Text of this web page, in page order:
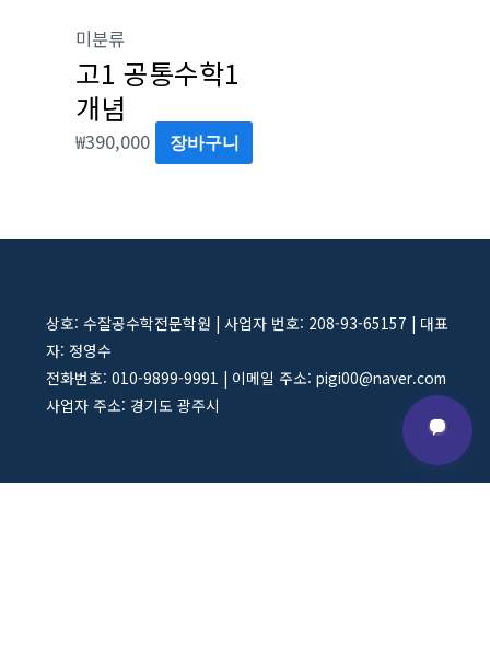
미분류
고1 공통수학1
개념
₩390,000 장바구니
상호: 수잘공수학전문학원 | 사업자 번호: 208-93-65157 | 대표
자: 정영수
전화번호: 010-9899-9991 | 이메일 주소: pigi00@naver.com
사업자 주소: 경기도 광주시